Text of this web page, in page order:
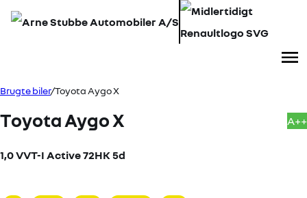
Brugte biler Toyota Aygo X
Toyota Aygo X
1,0 VVT-I Active 72HK 5d
A++
SOLGT